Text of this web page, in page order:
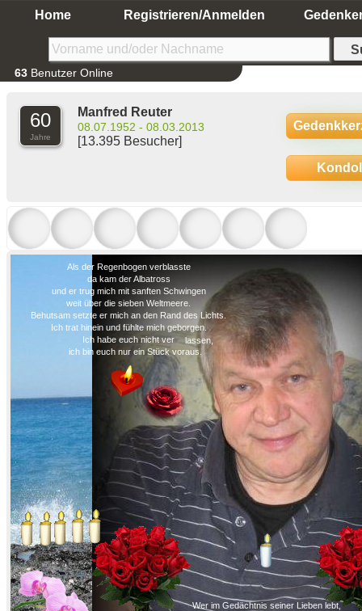
Home Registrieren/Anmelden
63 Benutzer Online
60
Jahre
Manfred Reuter
08.07.1952 - 08.03.2013
[13.395 Besucher]
Als der Regenbogen verblasste
da kam der Albatross
und er trug mich mit sanften Schwingen
weit über die sieben Weltmeere.
Behutsam setzte er mich an den Rand des Lichts.
Ich trat hinein und fühlte mich geborgen.
Ich habe euch nicht ver
lassen,
ich bin euch nur ein Stück voraus.
Wer im Gedächtnis seiner Lieben lebt,